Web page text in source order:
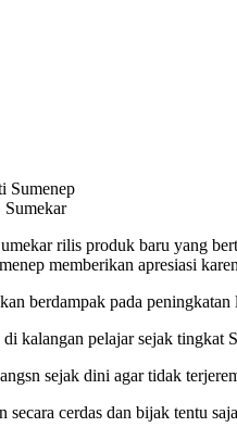
rilis produk baru yang
memberikan apresiasi
berdampak pada
kalangan pelajar sejak tingkat
sejak dini agar tidak
cerdas dan bijak tentu